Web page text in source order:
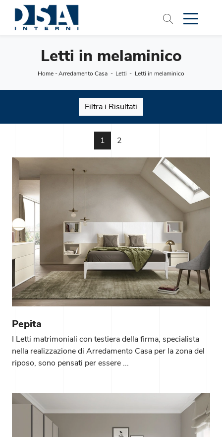
Letti in melaminico
Home-Arredamento Casa - Letti - Letti in melaminico
Filtra i Risultati
1 2
Pepita
I Letti matrimoniali con testiera della firma, specialista
nella realizzazione di Arredamento Casa per la zona del
riposo, sono pensati per essere ...